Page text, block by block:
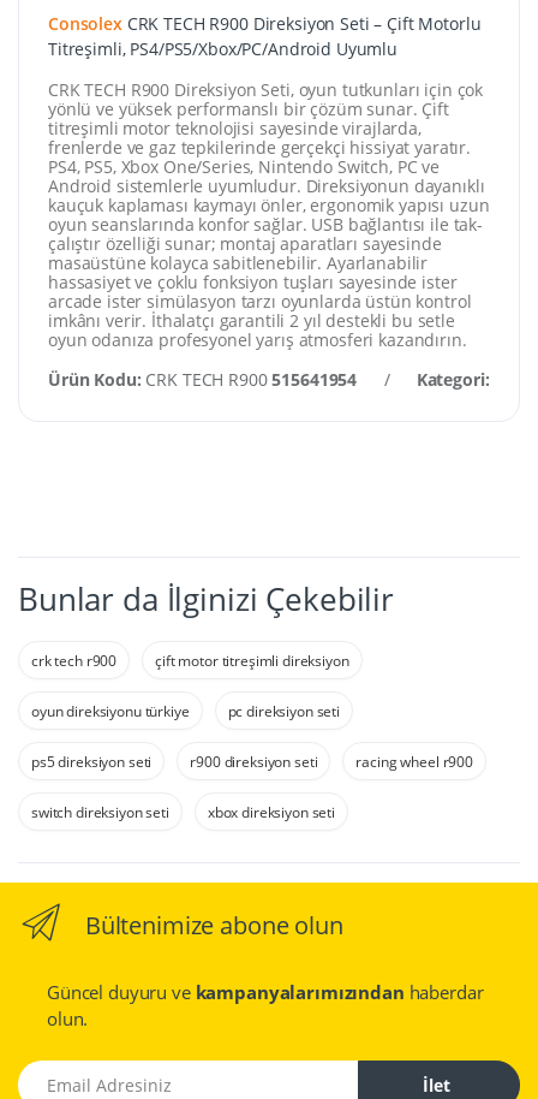
ConsolexCRK TECH R900 Direksiyon Seti – Çift Motorlu
Titreşimli, PS4/PS5/Xbox/PC/Android Uyumlu
CRK TECH R900 Direksiyon Seti, oyun tutkunları için çok
yönlü ve yüksek performanslı bir çözüm sunar. Çift
titreşimli motor teknolojisi sayesinde virajlarda,
frenlerde ve gaz tepkilerinde gerçekçi hissiyat yaratır.
PS4, PS5, Xbox One/Series, Nintendo Switch, PC ve
Android sistemlerle uyumludur. Direksiyonun dayanıklı
kauçuk kaplaması kaymayı önler, ergonomik yapısı uzun
oyun seanslarında konfor sağlar. USB bağlantısı ile tak-
çalıştır özelliği sunar; montaj aparatları sayesinde
masaüstüne kolayca sabitlenebilir. Ayarlanabilir
hassasiyet ve çoklu fonksiyon tuşları sayesinde ister
arcade ister simülasyon tarzı oyunlarda üstün kontrol
imkânı verir. İthalatçı garantili 2 yıl destekli bu setle
oyun odanıza profesyonel yarış atmosferi kazandırın.
Ürün Kodu: CRK TECH R900515641954 / Kategori:
Bunlar da İlginizi Çekebilir
crk tech r900 çift motor titreşimli direksiyon
oyun direksiyonu türkiye pc direksiyon seti
ps5 direksiyon seti r900 direksiyon seti racing wheel r900
switch direksiyon seti xbox direksiyon seti
Bültenimize abone olun
Güncel duyuru ve kampanyalarımızından haberdar
olun.
Email Adresiniz
İlet